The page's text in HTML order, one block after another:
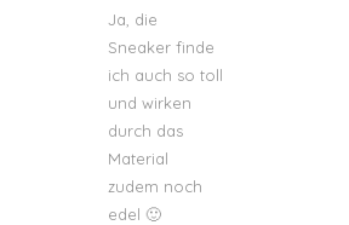
Ja, die
Sneaker finde
ich auch so toll
und wirken
durch das
Material
zudem noch
edel 🙂